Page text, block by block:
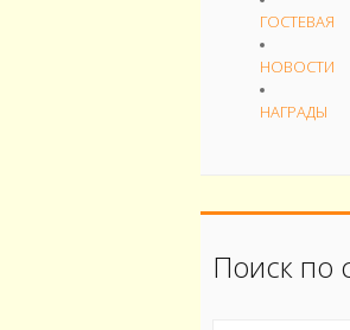
ГОСТЕВАЯ
НОВОСТИ
НАГРАДЫ
Поиск по